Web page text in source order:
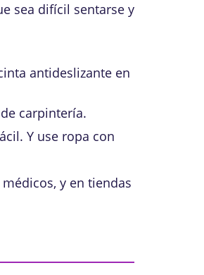
sea difícil sentarse y
antideslizante en
carpintería.
Y use ropa con
y en tiendas